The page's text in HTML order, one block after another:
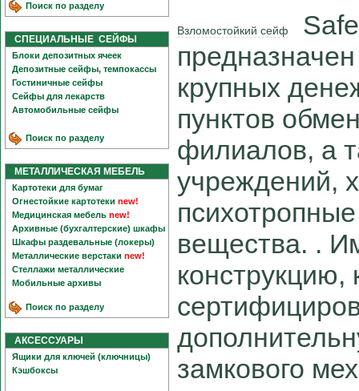
Поиск по разделу
СПЕЦИАЛЬНЫЕ СЕЙФЫ
Блоки депозитных ячеек
Депозитные сейфы, темпокассы
Гостиничные сейфы
Сейфы для лекарств
Автомобильные сейфы
Поиск по разделу
МЕТАЛЛИЧЕСКАЯ МЕБЕЛЬ
Картотеки для бумаг
Огнестойкие картотеки new!
Медицинская мебель new!
Архивные (бухгалтерские) шкафы
Шкафы раздевальные (локеры)
Металлические верстаки new!
Стеллажи металлические
Мобильные архивы
Поиск по разделу
АКСЕССУАРЫ
Ящики для ключей (ключницы)
Кэшбоксы
Взломостойкий сейф
крупных
пунктов
филиалов, а
учреждений,
вещества. .
конструкцию,
замкового